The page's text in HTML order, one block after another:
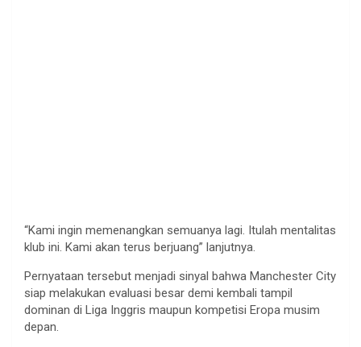
“Kami ingin memenangkan semuanya lagi. Itulah mentalitas
klub ini. Kami akan terus berjuang” lanjutnya.
Pernyataan tersebut menjadi sinyal bahwa Manchester City
siap melakukan evaluasi besar demi kembali tampil
dominan di Liga Inggris maupun kompetisi Eropa musim
depan.